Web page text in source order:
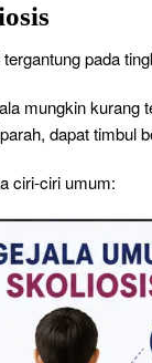
pada
mungkin kurang
dapat timbul
ciri-ciri umum: